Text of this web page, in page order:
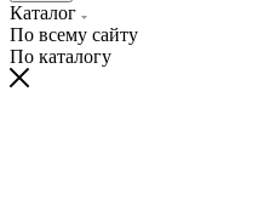
Каталог
По всему сайту
По каталогу